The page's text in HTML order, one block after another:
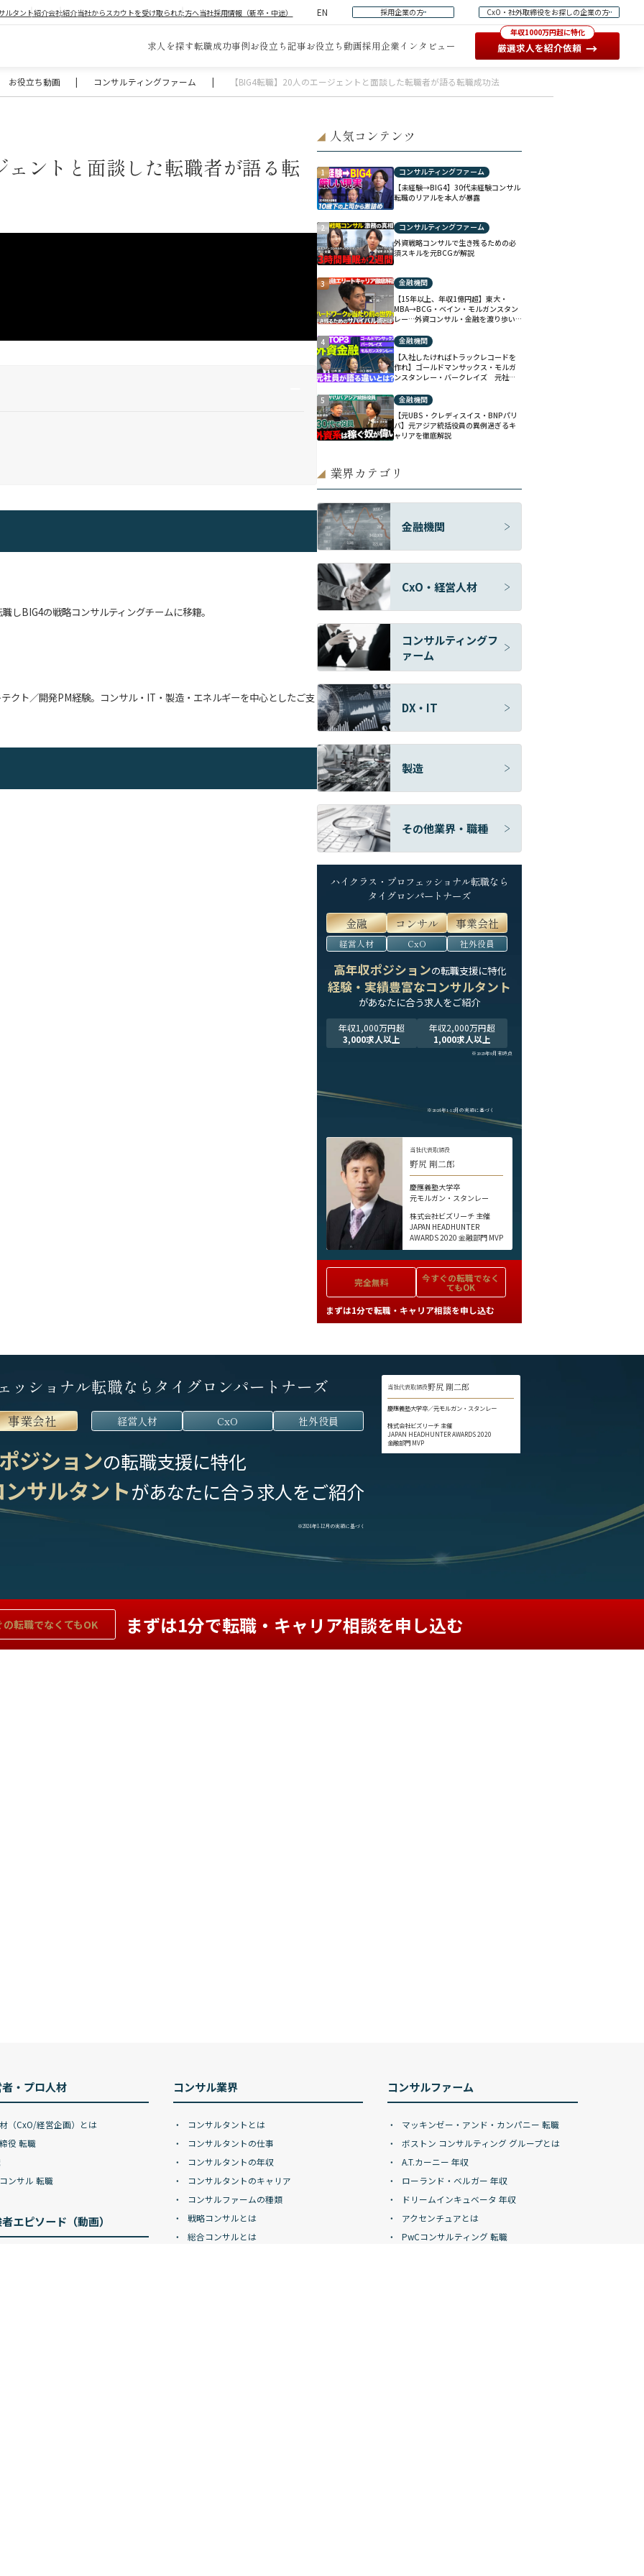
ルタント紹介会社紹介当社からスカウトを受け取られた方へ当社採用情報（新卒・中途） EN 採用企業の方 CxO・社外取締役をお探しの企業の方
求人を探す転職成功事例お役立ち記事お役立ち動画採用企業インタビュー
年収1000万円超に特化
厳選求人を紹介依頼 →
お役立ち動画 | コンサルティングファーム | 【BIG4転職】20人のエージェントと面談した転職者が語る転職成功法
ェントと面談した転職者が語る転
しBIG4の戦略コンサルティングチームに移籍。
クト／開発PM経験。コンサル・IT・製造・エネルギーを中心としたご支
◢ 人気コンテンツ
1
コンサルティングファーム
【未経験→BIG4】30代未経験コンサル
転職のリアルを本人が暴露
2
コンサルティングファーム
外資戦略コンサルで生き残るための必
須スキルを元BCGが解説
3
金融機関
【15年以上、年収1億円超】東大・
MBA→BCG・ベイン・モルガンスタン
レー…外資コンサル・金融を渡り歩い
4
金融機関
【入社したければトラックレコードを
作れ】ゴールドマンサックス・モルガ
ンスタンレー・バークレイズ 元社員
5
金融機関
【元UBS・クレディスイス・BNPパリ
バ】元アジア統括役員の異例過ぎるキ
ャリアを徹底解説
◢ 業界カテゴリ
金融機関
CxO・経営人材
コンサルティングフ
ァーム
DX・IT
製造
その他業界・職種
ハイクラス・プロフェッショナル転職なら
タイグロンパートナーズ
金融 コンサル 事業会社
経営人材 CxO 社外役員
高年収ポジションの転職支援に特化
経験・実績豊富なコンサルタント
があなたに合う求人をご紹介
年収1,000万円超
3,000求人以上
年収2,000万円超
1,000求人以上
※2025年9月末時点
※2024年1-12月の実績に基づく
当社代表取締役
野尻 剛二郎
慶應義塾大学卒
元モルガン・スタンレー
株式会社ビズリーチ 主催
JAPAN HEADHUNTER
AWARDS 2020 金融部門 MVP
完全無料 今すぐの転職でなく
てもOK
まずは1分で転職・キャリア相談を申し込む
ッショナル転職なら タイグロンパートナーズ
事業会社 経営人材 CxO 社外役員
ジションの転職支援に特化
サルタントがあなたに合う求人をご紹介
※2024年1-12月の実績に基づく
当社代表取締役野尻 剛二郎
慶應義塾大学卒／元モルガン・スタンレー
株式会社ビズリーチ 主催
JAPAN HEADHUNTER AWARDS 2020
金融部門 MVP
の転職でなくてもOK まずは1分で転職・キャリア相談を申し込む
・プロ人材
（CxO/経営企画）とは
役 転職
ンサル 転職
エピソード（動画）
コンサル業界
コンサルタントとは
コンサルタントの仕事
コンサルタントの年収
コンサルタントのキャリア
コンサルファームの種類
戦略コンサルとは
総合コンサルとは
コンサルファーム
マッキンゼー・アンド・カンパニー 転職
ボストン コンサルティング グループとは
A.T.カーニー 年収
ローランド・ベルガー 年収
ドリームインキュベータ 年収
アクセンチュアとは
PwCコンサルティング 転職